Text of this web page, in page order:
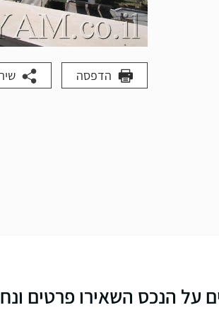
הדפסה
על הנכס השאירו פרטים